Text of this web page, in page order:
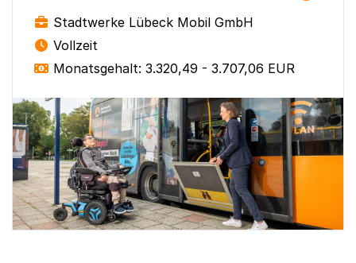
Stadtwerke Lübeck Mobil GmbH
Vollzeit
Monatsgehalt: 3.320,49 - 3.707,06 EUR